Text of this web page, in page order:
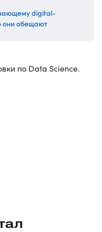
digital-
они обещают
по Data Science.